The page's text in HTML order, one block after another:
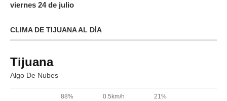
viernes 24 de julio
CLIMA DE TIJUANA AL DÍA
Tijuana
Algo De Nubes
88% 0.5km/h 21%